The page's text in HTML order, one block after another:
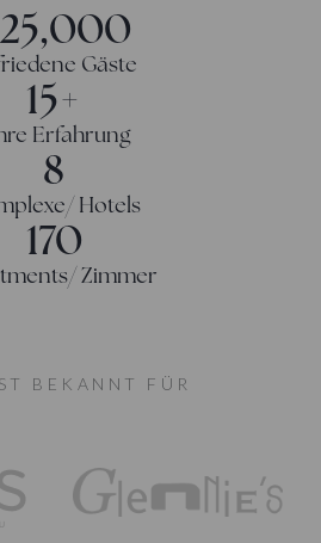
Gäste
25,000
Erfahrung
15+
Hotels
8
Zimmer
170
BEKANNT FÜR